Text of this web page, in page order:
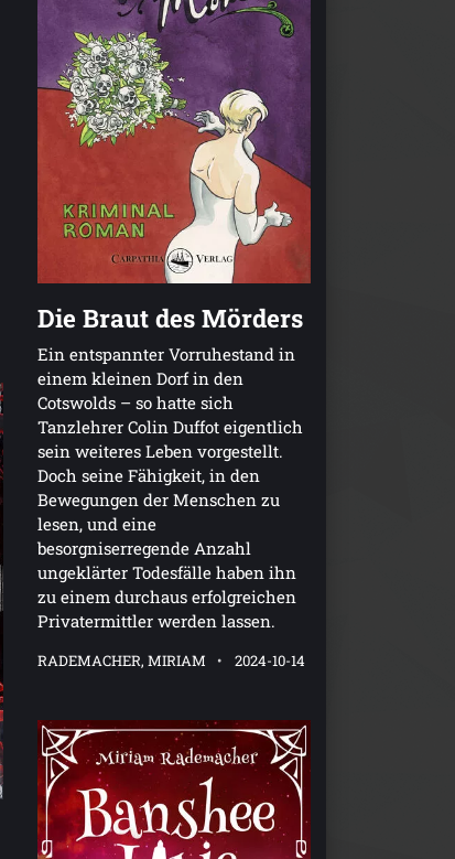
Die Braut des Mörders
Ein entspannter Vorruhestand in
einem kleinen Dorf in den
Cotswolds – so hatte sich
Tanzlehrer Colin Duffot eigentlich
sein weiteres Leben vorgestellt.
Doch seine Fähigkeit, in den
Bewegungen der Menschen zu
lesen, und eine
besorgniserregende Anzahl
ungeklärter Todesfälle haben ihn
zu einem durchaus erfolgreichen
Privatermittler werden lassen.
RADEMACHER, MIRIAM 2024-10-14